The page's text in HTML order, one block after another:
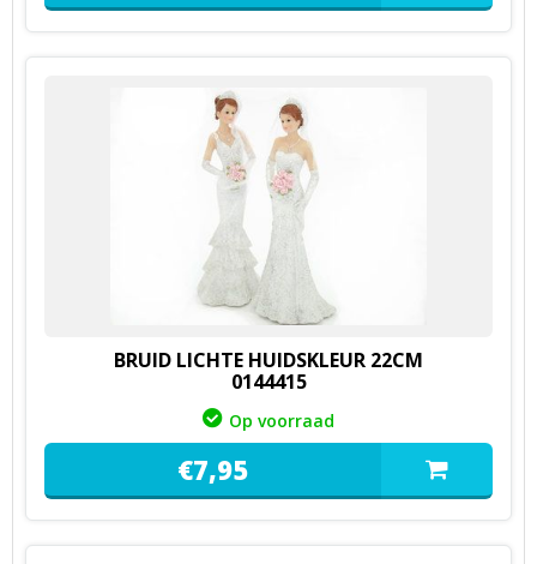
BRUID LICHTE HUIDSKLEUR 22CM
0144415
Op voorraad
€7,95